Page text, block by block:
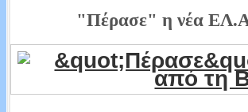
"Πέρασε" η νέα